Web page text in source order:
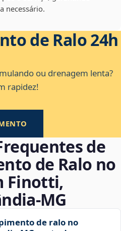
necessário.
de Ralo 24h
ou drenagem lenta?
rapidez!
de
de Ralo no
Finotti,
de ralo no